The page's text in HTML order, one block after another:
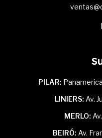
PILAR:
LINIERS: Av.
MERLO:
BEIRÓ: Av.